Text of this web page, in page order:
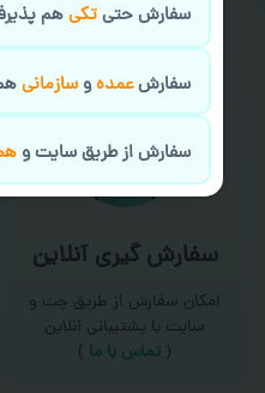
خیالت راحت
سفارش گیری آنلاین
امکان سفارش از طریق چت و
سایت با پشتیبانی آنلاین
( تماس با ما‌ )
سفارش حتیتکیهم
سفارشعمدهوسازمانی
سفارش از طریق سایت و